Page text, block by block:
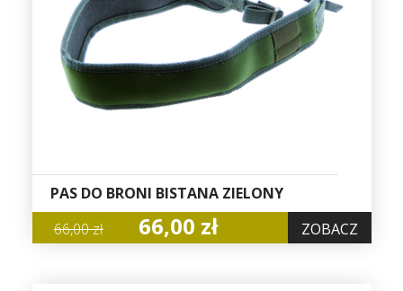
PAS DO BRONI BISTANA ZIELONY
66,00 zł
66,00 zł ZOBACZ